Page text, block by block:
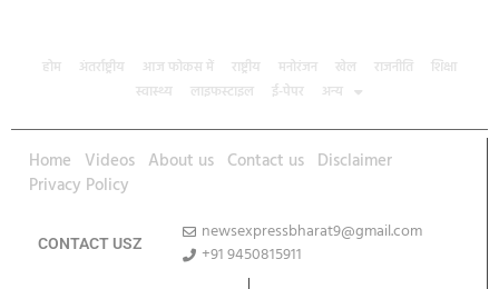
होम अंतर्राष्ट्रीय आज फोकस में राष्ट्रीय मनोरंजन खेल राजनीति
शिक्षा
स्वास्थ्य
लाइफस्टाइल ई-पेपर अन्य
Home Videos About us Contact us Disclaimer
Privacy Policy
CONTACT USZ
newsexpressbharat9@gmail.com
+91 9450815911